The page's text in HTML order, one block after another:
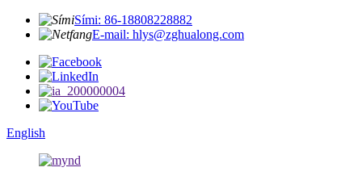
Sími: 86-18808228882
E-mail: hlys@zghualong.com
English